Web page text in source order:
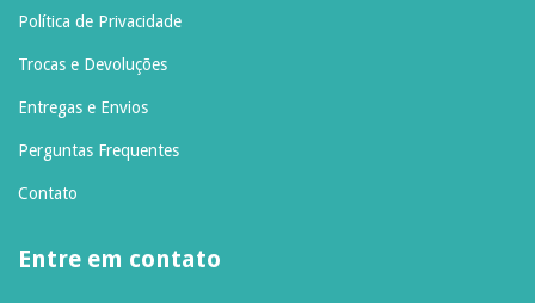
Política de Privacidade
Trocas e Devoluções
Entregas e Envios
Perguntas Frequentes
Contato
Entre em contato